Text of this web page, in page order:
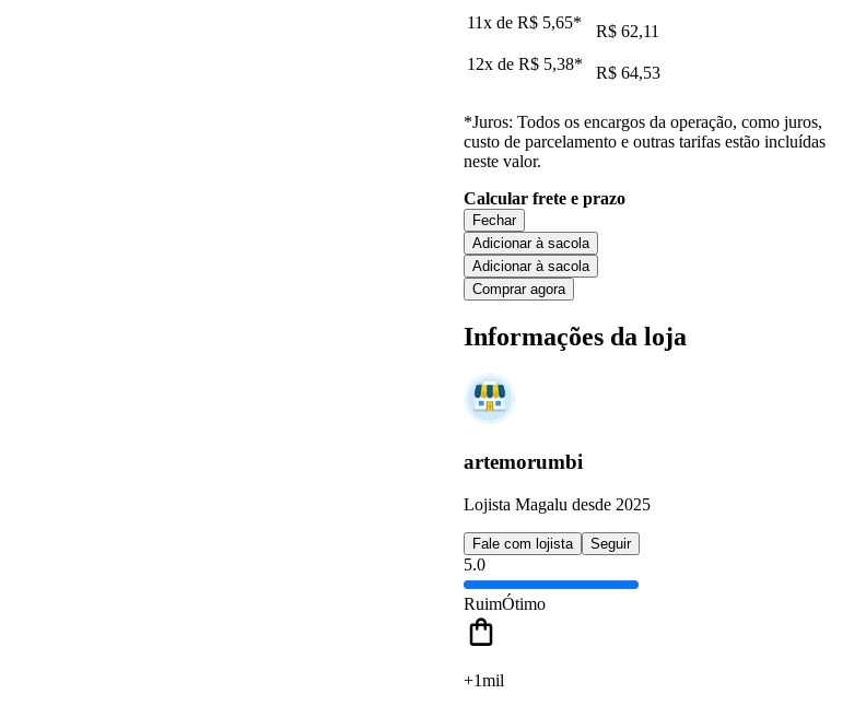
11x de R$ 5,65*
R$ 62,11
12x de R$ 5,38* R$ 64,53
*Juros: Todos os encargos da operação, como juros,
custo de parcelamento e outras tarifas estão incluídas
neste valor.
Calcular frete e prazo
Fechar
Adicionar à sacola
Adicionar à sacola
Comprar agora
Informações da loja
artemorumbi
Lojista Magalu desde 2025
Fale com lojista Seguir
5.0
RuimÓtimo
+1mil